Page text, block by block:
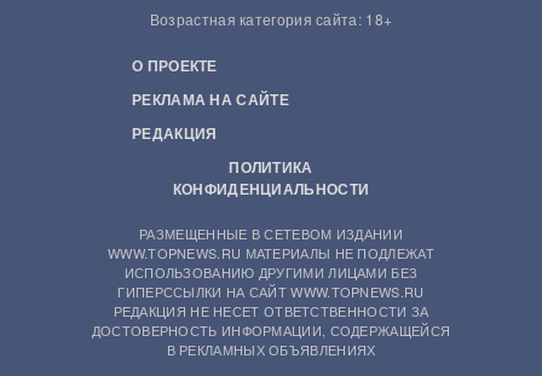
Возрастная категория сайта: 18+
О ПРОЕКТЕ
РЕКЛАМА НА САЙТЕ
РЕДАКЦИЯ
ПОЛИТИКА
КОНФИДЕНЦИАЛЬНОСТИ
РАЗМЕЩЕННЫЕ В СЕТЕВОМ ИЗДАНИИ
WWW.TOPNEWS.RU МАТЕРИАЛЫ НЕ ПОДЛЕЖАТ
ИСПОЛЬЗОВАНИЮ ДРУГИМИ ЛИЦАМИ БЕЗ
ГИПЕРССЫЛКИ НА САЙТ WWW.TOPNEWS.RU
РЕДАКЦИЯ НЕ НЕСЕТ ОТВЕТСТВЕННОСТИ ЗА
ДОСТОВЕРНОСТЬ ИНФОРМАЦИИ, СОДЕРЖАЩЕЙСЯ
В РЕКЛАМНЫХ ОБЪЯВЛЕНИЯХ